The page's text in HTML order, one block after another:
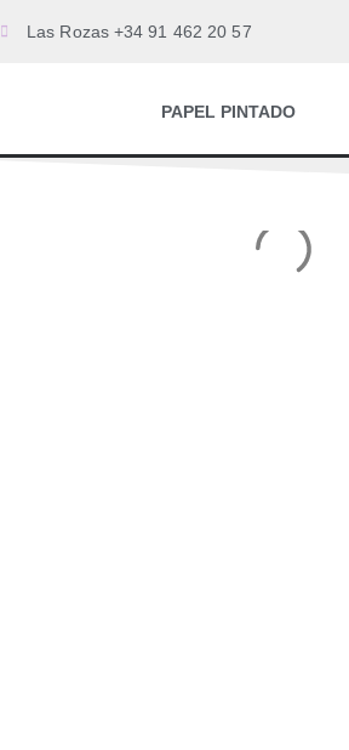
Las Rozas +34 91 462 20 57
PAPEL PINTADO